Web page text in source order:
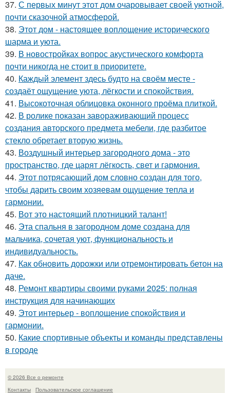
37. С первых минут этот дом очаровывает своей уютной,
почти сказочной атмосферой.
38. Этот дом - настоящее воплощение исторического
шарма и уюта.
39. В новостройках вопрос акустического комфорта
почти никогда не стоит в приоритете.
40. Каждый элемент здесь будто на своём месте -
создаёт ощущение уюта, лёгкости и спокойствия.
41. Высокоточная облицовка оконного проёма плиткой.
42. В ролике показан завораживающий процесс
создания авторского предмета мебели, где разбитое
стекло обретает вторую жизнь.
43. Воздушный интерьер загородного дома - это
пространство, где царят лёгкость, свет и гармония.
44. Этот потрясающий дом словно создан для того,
чтобы дарить своим хозяевам ощущение тепла и
гармонии.
45. Вот это настоящий плотницкий талант!
46. Эта спальня в загородном доме создана для
мальчика, сочетая уют, функциональность и
индивидуальность.
47. Как обновить дорожки или отремонтировать бетон на
даче.
48. Ремонт квартиры своими руками 2025: полная
инструкция для начинающих
49. Этот интерьер - воплощение спокойствия и
гармонии.
50. Какие спортивные объекты и команды представлены
в городе
© 2026 Все о ремонте
Контакты
Пользовательское соглашение